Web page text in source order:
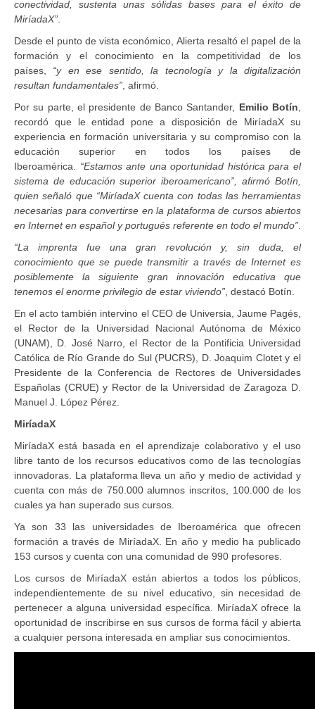
conectividad, sustenta unas sólidas bases para el éxito de
MiríadaX”
Desde el punto de vista económico, Alierta resaltó el papel de la
formación y el conocimiento en la competitividad de los
países, “y en ese sentido, la tecnología y la digitalización
resultan fundamentales” , afirmó.
Por su parte, el presidente de Banco Santander, Emilio Botín
recordó que le entidad pone a disposición de MiríadaX su
experiencia en formación universitaria y su compromiso con la
educación superior en todos los países de
Iberoamérica. “Estamos ante una oportunidad histórica para el
sistema de educación superior iberoamericano”, afirmó Botín,
quien señaló que “MiríadaX cuenta con todas las herramientas
necesarias para convertirse en la plataforma de cursos abiertos
en Internet en español y portugués referente en todo el mundo”
“La imprenta fue una gran revolución y, sin duda, el
conocimiento que se puede transmitir a través de Internet es
posiblemente la siguiente gran innovación educativa que
tenemos el enorme privilegio de estar viviendo” , destacó Botín.
En el acto también intervino el CEO de Universia, Jaume Pagés,
el Rector de la Universidad Nacional Autónoma de México
(UNAM), D. José Narro, el Rector de la Pontificia Universidad
Católica de Río Grande do Sul (PUCRS), D. Joaquim Clotet y el
Presidente de la Conferencia de Rectores de Universidades
Españolas (CRUE) y Rector de la Universidad de Zaragoza D.
Manuel J. López Pérez.
MiríadaX
MiríadaX está basada en el aprendizaje colaborativo y el uso
libre tanto de los recursos educativos como de las tecnologías
innovadoras. La plataforma lleva un año y medio de actividad y
cuenta con más de 750.000 alumnos inscritos, 100.000 de los
cuales ya han superado sus cursos.
Ya son 33 las universidades de Iberoamérica que ofrecen
formación a través de MiríadaX. En año y medio ha publicado
153 cursos y cuenta con una comunidad de 990 profesores.
Los cursos de MiríadaX están abiertos a todos los públicos,
independientemente de su nivel educativo, sin necesidad de
pertenecer a alguna universidad específica. MiríadaX ofrece la
oportunidad de inscribirse en sus cursos de forma fácil y abierta
a cualquier persona interesada en ampliar sus conocimientos.